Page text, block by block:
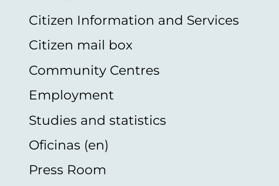
Citizen Information and Services
Citizen mail box
Community Centres
Employment
Studies and statistics
Oficinas (en)
Press Room